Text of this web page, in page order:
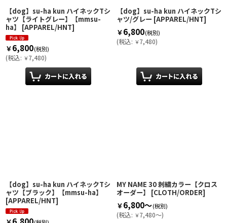
【dog】su-ha kun ハイネックTシ
ャツ【ライトグレー】【mmsu-
ha】
[APPAREL/HNT]
￥6,800(税別)
(税込: ￥7,480)
【dog】su-ha kun ハイネックTシ
ャツ/グレー [APPAREL/HNT]
￥6,800(税別)
(税込: ￥7,480)
【dog】su-ha kun ハイネックTシ
ャツ【ブラック】【mmsu-ha】
[APPAREL/HNT]
MY NAME 30 刺繍カラー【クロス
オーダー】
[CLOTH/ORDER]
￥6,800～(税別)
(税込: ￥7,480～)